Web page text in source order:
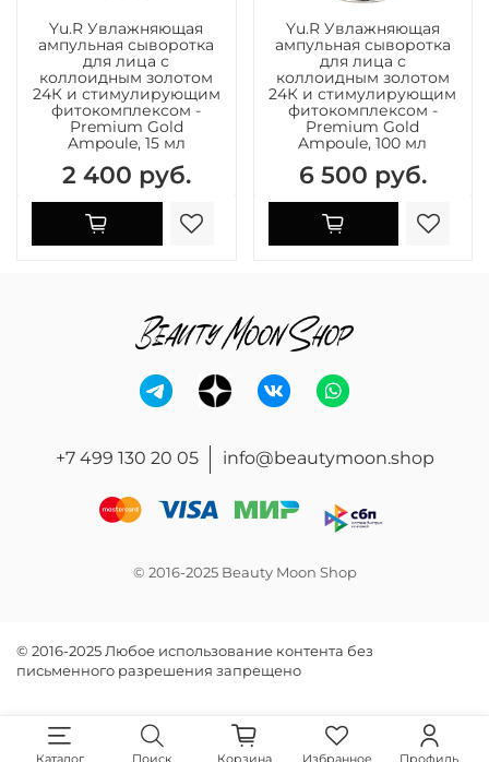
Yu.R Увлажняющая
ампульная сыворотка
для лица с
коллоидным золотом
24К и стимулирующим
фитокомплексом -
Premium Gold
Ampoule, 15 мл
2 400 руб.
Yu.R Увлажняющая
ампульная сыворотка
для лица с
коллоидным золотом
24К и стимулирующим
фитокомплексом -
Premium Gold
Ampoule, 100 мл
6 500 руб.
+7 499 130 20 05 info@beautymoon.shop
© 2016-2025 Beauty Moon Shop
© 2016-2025 Любое использование контента без
письменного разрешения запрещено